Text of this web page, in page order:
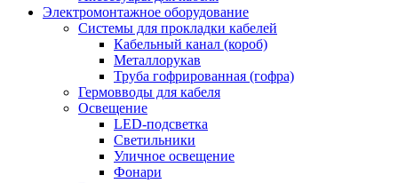
Электромонтажное оборудование
Системы для прокладки кабелей
Кабельный канал (короб)
Металлорукав
Труба гофрированная (гофра)
Гермовводы для кабеля
Освещение
LED-подсветка
Светильники
Уличное освещение
Фонари